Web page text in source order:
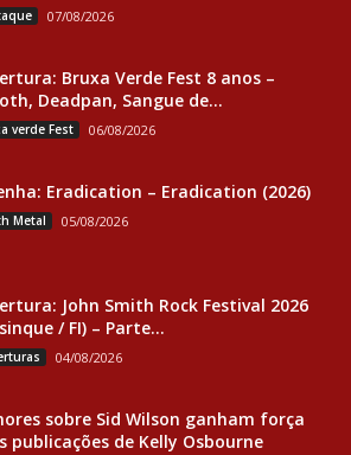
07/08/2026
Bruxa Verde Fest 8 anos –
Deadpan, Sangue de...
verde Fest 06/08/2026
Eradication – Eradication (2026)
Metal 05/08/2026
John Smith Rock Festival 2026
/ FI) – Parte...
04/08/2026
sobre Sid Wilson ganham força
publicações de Kelly Osbourne